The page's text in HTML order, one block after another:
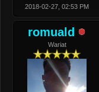
2018-02-27, 02:53 PM
romuald
Wariat